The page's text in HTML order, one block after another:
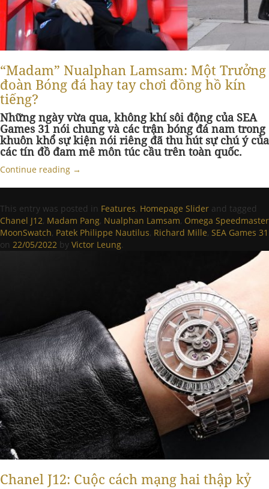
“Madam” Nualphan Lamsam: Một Trưởng
đoàn Bóng đá hay tay chơi đồng hồ kín
tiếng?
Những ngày vừa qua, không khí sôi động của SEA
Games 31 nói chung và các trận bóng đá nam trong
khuôn khổ sự kiện nói riêng đã thu hút sự chú ý của
các tín đồ đam mê môn túc cầu trên toàn quốc.
Continue reading →
This entry was posted in Features, Homepage Slider and tagged
Chanel J12, Madam Pang, Nualphan Lamsam, Omega Speedmaster
MoonSwatch, Patek Philippe Nautilus, Richard Mille, SEA Games 31
on 22/05/2022 by Victor Leung.
Chanel J12: Cuộc cách mạng hai thập kỷ